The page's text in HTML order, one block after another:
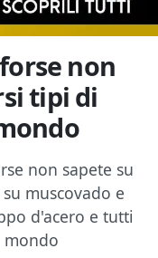
non
tipi di
non sapete su
muscovado e
d'acero e tutti
mondo